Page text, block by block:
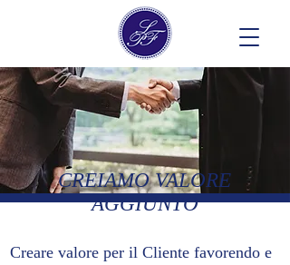
CREIAMO VALORE
AGGIUNTO
Creare valore per il Cliente favorendo e